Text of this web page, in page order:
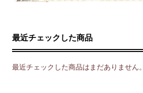
最近チェックした商品
最近チェックした商品はまだありません。